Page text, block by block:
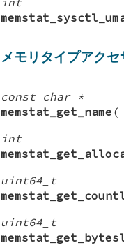
メモリタイプアクセ
const char *
memstat_get_name (
int
uint64_t
uint64_t